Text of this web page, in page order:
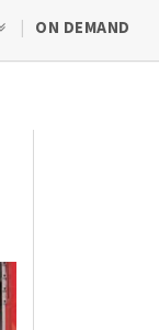
ON DEMAND